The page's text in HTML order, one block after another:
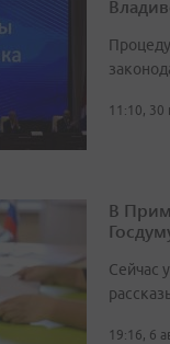
11:10,
В
Сейчас
19:16, 6